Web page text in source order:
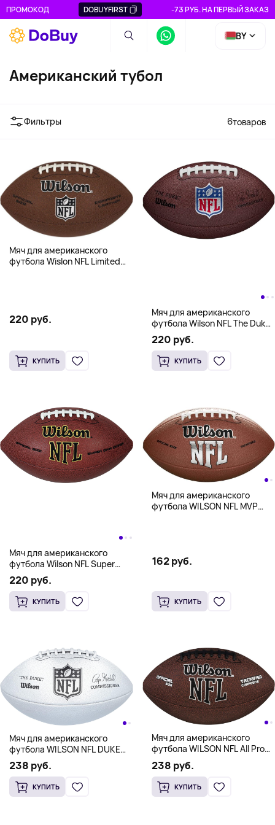
ПРОМОКОД DOBUYFIRST -73 РУБ. НА ПЕРВЫЙ ЗАКАЗ
BY
Американский тубол
Фильтры 6товаров
Мяч для американского
футбола Wislon NFL Limited
220 руб.
КУПИТЬ
Мяч для американского
футбола Wilson NFL The Duke
Replica Football,
официальный размер
220 руб.
КУПИТЬ
Мяч для американского
футбола Wilson NFL Super
Grip Football, официальный
размер
220 руб.
КУПИТЬ
Мяч для американского
футбола WILSON NFL MVP
162 руб.
КУПИТЬ
Мяч для американского
футбола WILSON NFL DUKE
METALLIC EDITION,
официальный размер
238 руб.
КУПИТЬ
Мяч для американского
футбола WILSON NFL All Pro
Composite Football,
официальный размер
238 руб.
КУПИТЬ